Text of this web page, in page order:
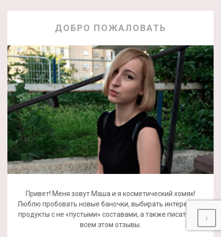
ДОБРО ПОЖАЛОВАТЬ
Привет! Меня зовут Маша и я косметический хомяк!
Люблю пробовать новые баночки, выбирать интересные
продукты с не «пустыми» составами, а также писать обо
всем этом отзывы.
↓